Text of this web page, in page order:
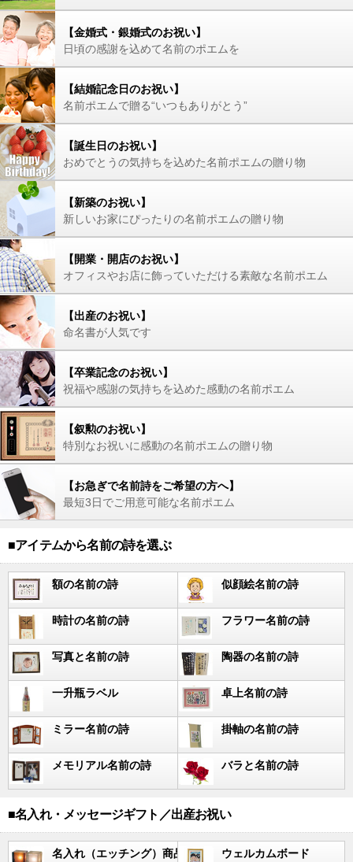
【金婚式・銀婚式のお祝い】
日頃の感謝を込めて名前のポエムを
【結婚記念日のお祝い】
名前ポエムで贈る“いつもありがとう”
【誕生日のお祝い】
おめでとうの気持ちを込めた名前ポエムの贈り物
【新築のお祝い】
新しいお家にぴったりの名前ポエムの贈り物
【開業・開店のお祝い】
オフィスやお店に飾っていただける素敵な名前ポエム
【出産のお祝い】
命名書が人気です
【卒業記念のお祝い】
祝福や感謝の気持ちを込めた感動の名前ポエム
【叙勲のお祝い】
特別なお祝いに感動の名前ポエムの贈り物
【お急ぎで名前詩をご希望の方へ】
最短3日でご用意可能な名前ポエム
■アイテムから名前の詩を選ぶ
額の名前の詩 似顔絵名前の詩
時計の名前の詩 フラワー名前の詩
写真と名前の詩 陶器の名前の詩
一升瓶ラベル 卓上名前の詩
ミラー名前の詩 掛軸の名前の詩
メモリアル名前の詩 バラと名前の詩
■名入れ・メッセージギフト／出産お祝い
名入れ（エッチング）商品 ウェルカムボード